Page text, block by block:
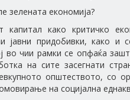
зелената економија?
капитал како критичко
јавни придобивки, како и
во чии рамки се опфаќа
на сите засегнати
општеството, со
на социјална